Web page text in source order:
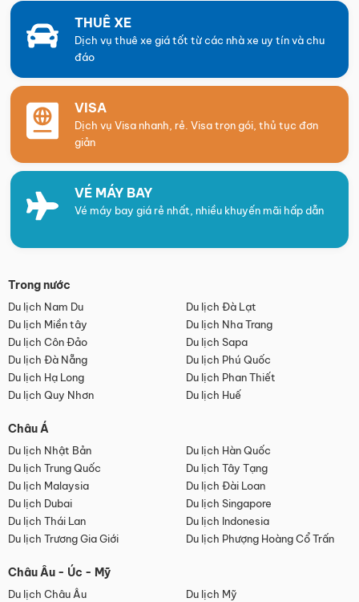
THUÊ XE
Dịch vụ thuê xe giá tốt từ các nhà xe uy tín và chu
đáo
VISA
Dịch vụ Visa nhanh, rẻ. Visa trọn gói, thủ tục đơn
giản
VÉ MÁY BAY
Vé máy bay giá rẻ nhất, nhiều khuyến mãi hấp dẫn
Trong nước
Du lịch Nam Du
Du lịch Đà Lạt
Du lịch Miền tây
Du lịch Nha Trang
Du lịch Côn Đảo
Du lịch Sapa
Du lịch Đà Nẵng
Du lịch Phú Quốc
Du lịch Hạ Long
Du lịch Phan Thiết
Du lịch Quy Nhơn
Du lịch Huế
Châu Á
Du lịch Nhật Bản
Du lịch Hàn Quốc
Du lịch Trung Quốc
Du lịch Tây Tạng
Du lịch Malaysia
Du lịch Đài Loan
Du lịch Dubai
Du lịch Singapore
Du lịch Thái Lan
Du lịch Indonesia
Du lịch Trương Gia Giới
Du lịch Phượng Hoàng Cổ Trấn
Châu Âu - Úc - Mỹ
Du lịch Châu Âu
Du lịch Mỹ